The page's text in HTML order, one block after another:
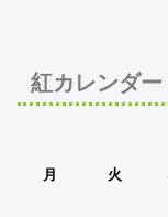
紅カレンダー
月 火